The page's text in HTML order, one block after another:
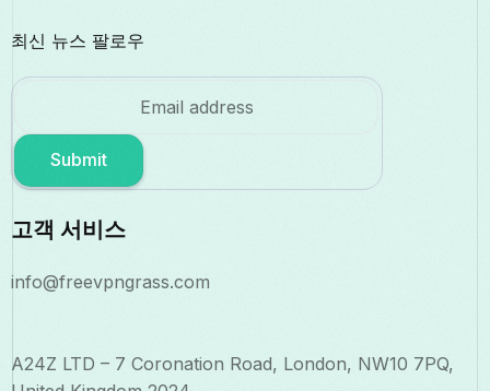
최신 뉴스 팔로우
Submit
고객 서비스
info@freevpngrass.com
A24Z LTD – 7 Coronation Road, London, NW10 7PQ,